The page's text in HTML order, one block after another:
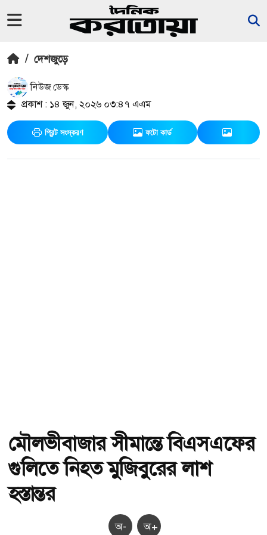
/ দেশজুড়ে
নিউজ ডেস্ক
প্রকাশ : ১৪ জুন, ২০২৬ ০৩:৪৭ এএম
প্রিন্ট সংস্করণ ফটো কার্ড
মৌলভীবাজার সীমান্তে বিএসএফের
গুলিতে নিহত মুজিবুরের লাশ
হস্তান্তর
অ- অ+